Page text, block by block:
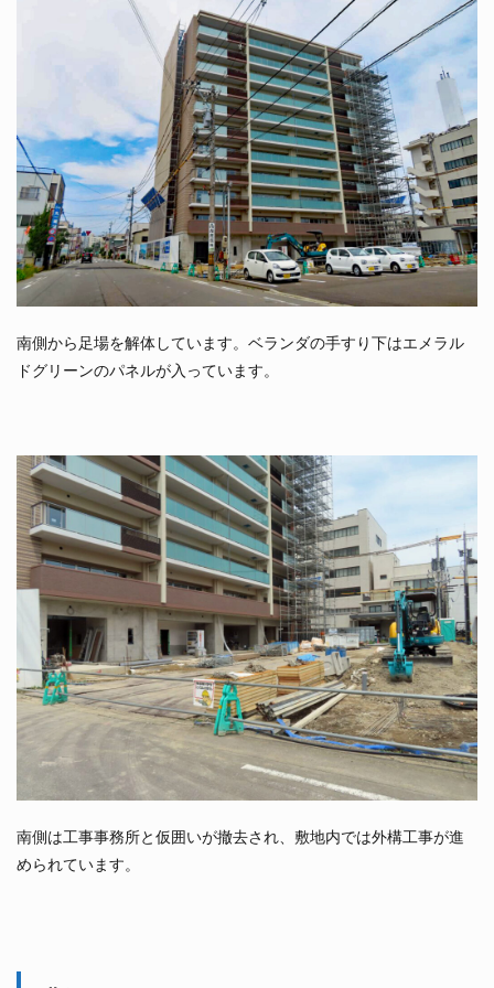
南側から足場を解体しています。ベランダの手すり下はエメラル
ドグリーンのパネルが入っています。
南側は工事事務所と仮囲いが撤去され、敷地内では外構工事が進
められています。